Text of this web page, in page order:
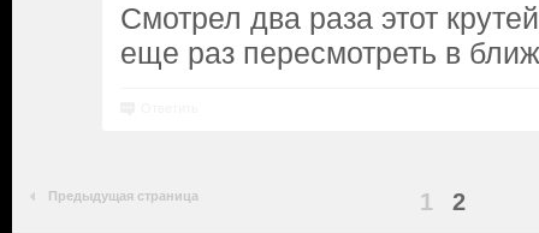
Смотрел два раза этот
еще раз пересмотреть в
Предыдущая страница 1 2